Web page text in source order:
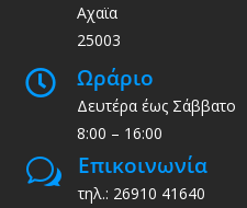
Αχαϊα
25003
 Ωράριο
Δευτέρα έως Σάββατο
8:00 – 16:00
w Επικοινωνία
τηλ.: 26910 41640